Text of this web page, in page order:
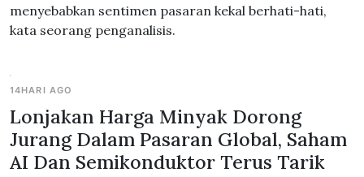
menyebabkan sentimen pasaran kekal berhati-hati,
kata seorang penganalisis.
14HARI AGO
Lonjakan Harga Minyak Dorong
Jurang Dalam Pasaran Global, Saham
AI Dan Semikonduktor Terus Tarik